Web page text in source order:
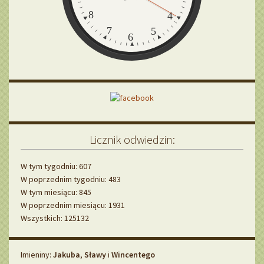
4
5
6
7
8
Licznik odwiedzin:
W tym tygodniu: 607
W poprzednim tygodniu: 483
W tym miesiącu: 845
W poprzednim miesiącu: 1931
Wszystkich: 125132
Imieniny
Imieniny: Jakuba, Sławyi Wincentego